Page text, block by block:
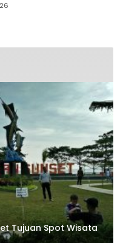
Tujuan Spot Wisata